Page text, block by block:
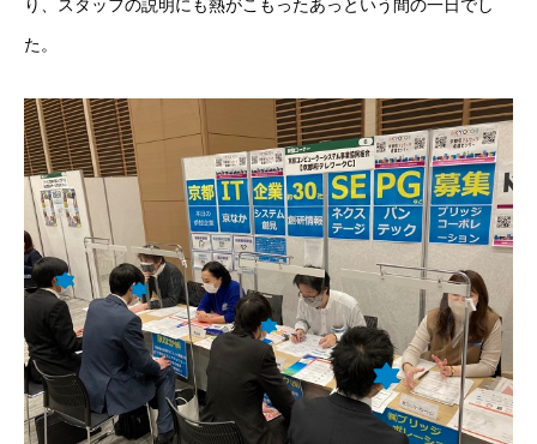
り、スタッフの説明にも熱がこもったあっという間の一日でし
た。